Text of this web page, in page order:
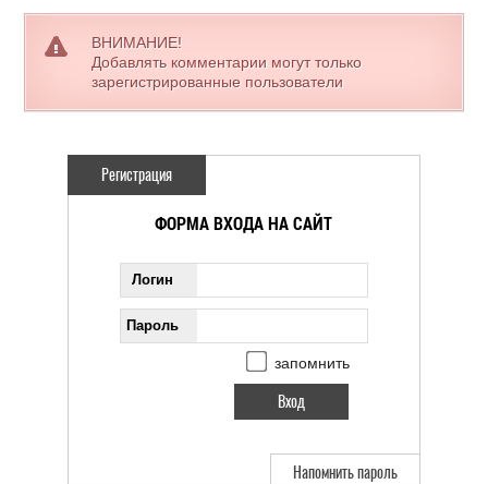
ВНИМАНИЕ!
Добавлять комментарии могут только
зарегистрированные пользователи
Регистрация
ФОРМА ВХОДА НА САЙТ
Логин
Пароль
запомнить
Напомнить пароль